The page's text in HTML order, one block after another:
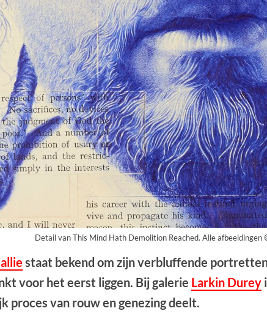
Detail van This Mind Hath Demolition Reached. Alle
staat bekend om zijn verbluffende
voor het eerst liggen. Bij galerie Larkin Durey
proces van rouw en genezing deelt.